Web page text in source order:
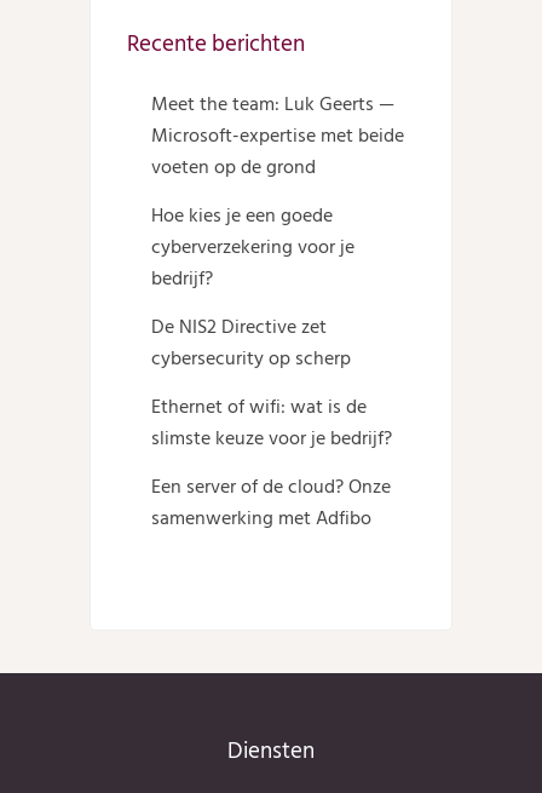
Recente berichten
Meet the team: Luk Geerts —
Microsoft-expertise met beide
voeten op de grond
Hoe kies je een goede
cyberverzekering voor je
bedrijf?
De NIS2 Directive zet
cybersecurity op scherp
Ethernet of wifi: wat is de
slimste keuze voor je bedrijf?
Een server of de cloud? Onze
samenwerking met Adfibo
Diensten